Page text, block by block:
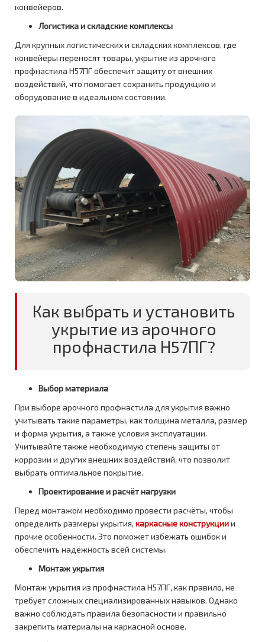
конвейеров.
Логистика и складские комплексы
Для крупных логистических и складских комплексов, где
конвейеры переносят товары, укрытие из арочного
профнастила Н57ПГ обеспечит защиту от внешних
воздействий, что помогает сохранить продукцию и
оборудование в идеальном состоянии.
Как выбрать и установить
укрытие из арочного
профнастила Н57ПГ?
Выбор материала
При выборе арочного профнастила для укрытия важно
учитывать такие параметры, как толщина металла, размер
и форма укрытия, а также условия эксплуатации.
Учитывайте также необходимую степень защиты от
коррозии и других внешних воздействий, что позволит
выбрать оптимальное покрытие.
Проектирование и расчёт нагрузки
Перед монтажом необходимо провести расчёты, чтобы
определить размеры укрытия, каркасные конструкциии
прочие особенности. Это поможет избежать ошибок и
обеспечить надёжность всей системы.
Монтаж укрытия
Монтаж укрытия из профнастила Н57ПГ, как правило, не
требует сложных специализированных навыков. Однако
важно соблюдать правила безопасности и правильно
закрепить материалы на каркасной основе.